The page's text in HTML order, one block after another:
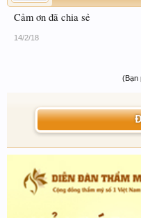
Cảm ơn đã chia sẻ
14/2/18
(Bạn